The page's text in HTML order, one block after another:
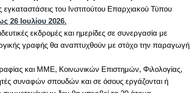
του Ινστιτούτου Επαρχιακού Τύπου
26 Ιουλίου 2026.
εκδρομές και ημερίδες σε συνεργασία με
γραφής θα αναπτυχθούν με στόχο την παραγωγή
και ΜΜΕ, Κοινωνικών Επιστημών, Φιλολογίας,
συναφών σπουδών και σε όσους εργάζονται ή